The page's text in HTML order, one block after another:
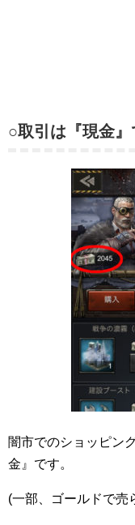
○取引は『現金
闇市でのショッピン
金』です。
(一部、ゴールドで売